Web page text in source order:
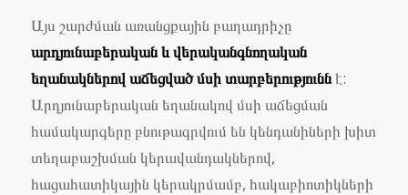
Այս շարժման առանցքային բաղադրիչը
արդյունաբերական և վերականգնողական
եղանակներով աճեցված մսի տարբերություննէ:
Արդյունաբերական եղանակով մսի աճեցման
համակարգերը բնութագրվում են կենդանիների խիտ
տեղաբաշխման կերավանդակներով,
հացահատիկային կերակրմամբ, հակաբիոտիկների